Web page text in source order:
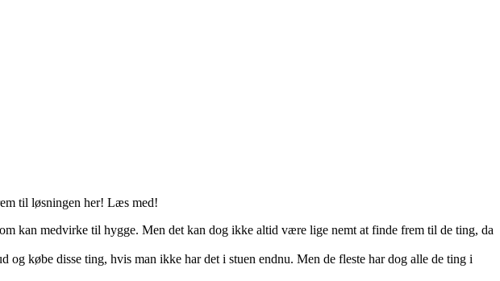
til løsningen her! Læs med!
kan medvirke til hygge. Men det kan dog ikke altid være lige nemt at finde frem til de ting, da
købe disse ting, hvis man ikke har det i stuen endnu. Men de fleste har dog alle de ting i